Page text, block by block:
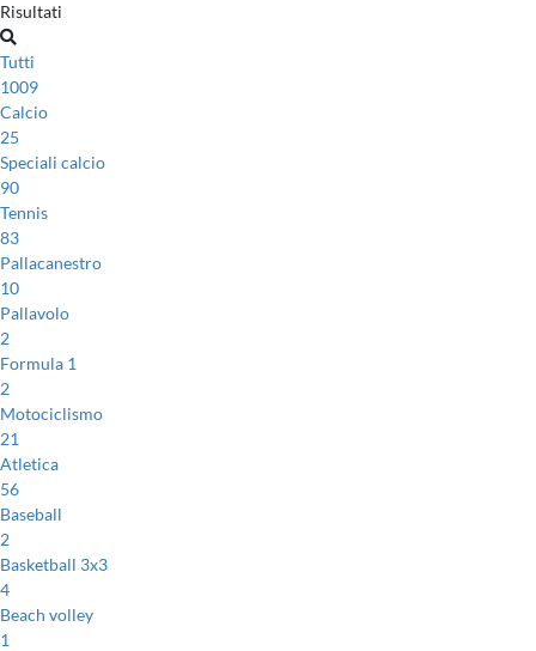
Risultati
Tutti
1009
Calcio
25
Speciali calcio
90
Tennis
83
Pallacanestro
10
Pallavolo
2
Formula 1
2
Motociclismo
21
Atletica
56
Baseball
2
Basketball 3x3
4
Beach volley
1